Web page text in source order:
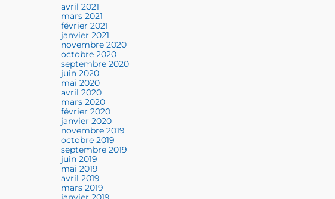
avril 2021
mars 2021
février 2021
janvier 2021
novembre 2020
octobre 2020
septembre 2020
juin 2020
mai 2020
avril 2020
mars 2020
février 2020
janvier 2020
novembre 2019
octobre 2019
septembre 2019
juin 2019
mai 2019
avril 2019
mars 2019